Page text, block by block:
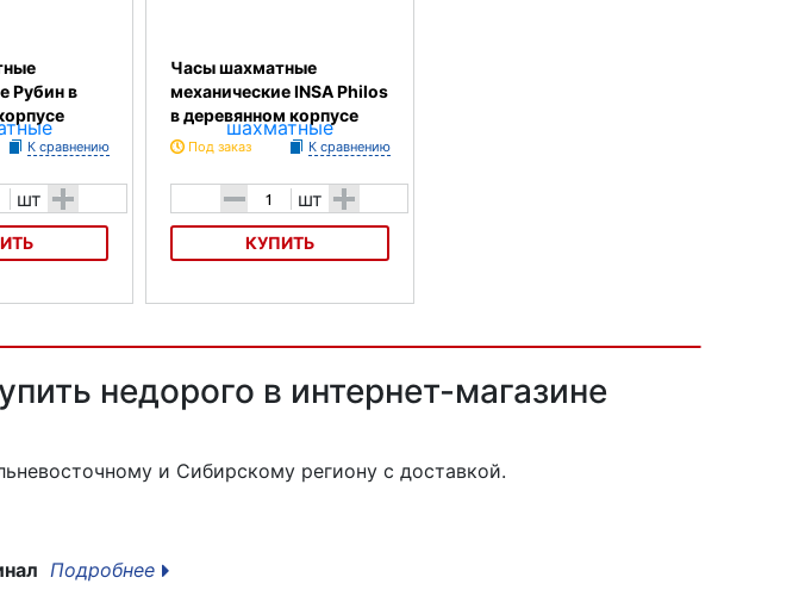
Рубин в
К сравнению
шт +
Часы шахматные
механические INSA Philos
в деревянном корпусе
Под заказ К сравнению
- шт +
КУПИТЬ
недорого в интернет-магазине
и Сибирскому региону с доставкой.
Подробнее